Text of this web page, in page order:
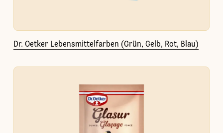
Dr. Oetker Lebensmittelfarben (Grün, Gelb, Rot, Blau)